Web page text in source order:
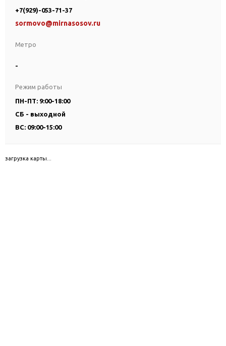
Метро
-
+7(929)-053-71-37
sormovo@mirnasosov.ru
Режим работы
ПН-ПТ: 9:00-18:00
СБ - выходной
ВС: 09:00-15:00
загрузка карты...